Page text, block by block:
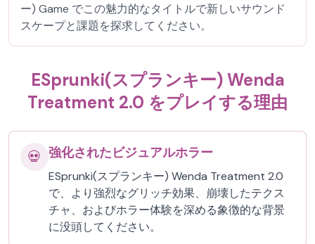
ー) Game でこの魅力的なタイトルで新しいサウンド
スケープと課題を探求してください。
ESprunki(スプランキー) Wenda
Treatment 2.0 をプレイする理由
💀 強化されたビジュアルホラー
ESprunki(スプランキー) Wenda Treatment 2.0
で、より強烈なグリッチ効果、崩壊したテクス
チャ、およびホラー体験を深める象徴的な背景
に没頭してください。